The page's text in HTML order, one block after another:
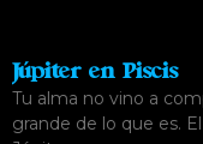
Júpiter en Piscis
Tu alma no vino a
grande de lo que es.